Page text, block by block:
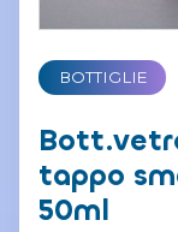
BOTTIGLIE
tappo
50ml